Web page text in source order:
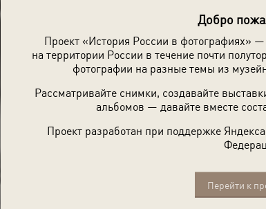
Добро
Проект «История России в фотографиях»
на территории России в течение почти
фотографии на разные темы из
Рассматривайте снимки, создавайте
альбомов — давайте вместе
Проект разработан при поддержке
Перейти к